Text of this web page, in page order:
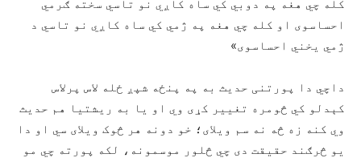
کله چي هغه په دوبي کي ساه کاږي نو تاسي سخته ګرمي
احساسوی او کله چي هغه په ژمي کي ساه کاږي نو تاسي د
ژمي یخني احساسوی»
داچي دا پورتنی حدیث به په پنځه شپږ ځله لاس پرلاس
کېدلو کي څومره تغییر کړی وي او یا به ریشتیا هم حدیث
وي کنه زه څه نه سم ویلای؛ خو دونه هر څوک ویلای سي او دا
یو څرګند حقیقت دی چي څلور موسمونه، لکه پورته چي مو